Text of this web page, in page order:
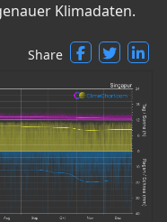
Klimadaten.
Share